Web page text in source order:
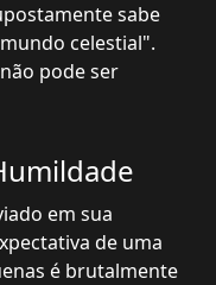
sabe
celestial".
pode ser
em sua
de uma
é brutalmente